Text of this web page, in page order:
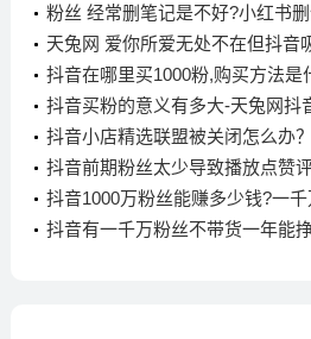
粉丝 经常删笔记是不好?小红书
天兔网 爱你所爱无处不在但抖音
抖音在哪里买1000粉,购买方法是
抖音买粉的意义有多大-天兔网抖
抖音小店精选联盟被关闭怎么办
的方法！
抖音前期粉丝太少导致播放点赞
抖音1000万粉丝能赚多少钱?一
多少?
抖音有一千万粉丝不带货一年能挣